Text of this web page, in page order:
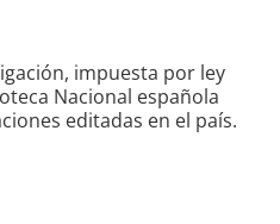
impuesta por ley
Nacional española
editadas en el país.